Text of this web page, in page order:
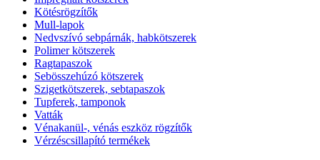
Kötésrögzítők
Mull-lapok
Nedvszívó sebpárnák, habkötszerek
Polimer kötszerek
Ragtapaszok
Sebösszehúzó kötszerek
Szigetkötszerek, sebtapaszok
Tupferek, tamponok
Vatták
Vénakanül-, vénás eszköz rögzítők
Vérzéscsillapító termékek